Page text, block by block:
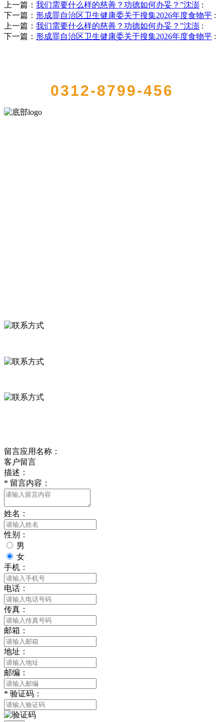
上一篇： 我们需要什么样的慈善？功德如何办妥？”沈澎 :
下一篇： 形成罪自治区卫生健康委关于搜集2026年度食物平 :
上一篇： 我们需要什么样的慈善？功德如何办妥？”沈澎 :
下一篇： 形成罪自治区卫生健康委关于搜集2026年度食物平 :
0312-8799-456
留言应用名称：
客户留言
描述：
* 留言内容：
姓名：
性别：
男
女
手机：
电话：
传真：
邮箱：
地址：
邮编：
* 验证码：